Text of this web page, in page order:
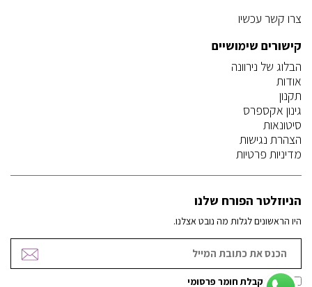
צרו קשר עכשיו
קישורים שימושיים
הבלוג של נירוונה
אודות
תקנון
גינון אקספרס
סיטונאות
הצהרת נגישות
מדיניות פרטיות
הניוזלטר הפורח שלנו
היו הראשונים לגלות מה נובט אצלנו.
אישור קבלת חומר פרסומי